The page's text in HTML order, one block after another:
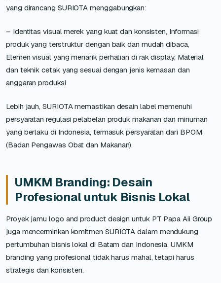
yang dirancang SURIOTA menggabungkan:
– Identitas visual merek yang kuat dan konsisten, Informasi
produk yang terstruktur dengan baik dan mudah dibaca,
Elemen visual yang menarik perhatian di rak display, Material
dan teknik cetak yang sesuai dengan jenis kemasan dan
anggaran produksi
Lebih jauh, SURIOTA memastikan desain label memenuhi
persyaratan regulasi pelabelan produk makanan dan minuman
yang berlaku di Indonesia, termasuk persyaratan dari BPOM
(Badan Pengawas Obat dan Makanan).
UMKM Branding: Desain
Profesional untuk Bisnis Lokal
Proyek jamu logo and product design untuk PT Papa Aii Group
juga mencerminkan komitmen SURIOTA dalam mendukung
pertumbuhan bisnis lokal di Batam dan Indonesia. UMKM
branding yang profesional tidak harus mahal, tetapi harus
strategis dan konsisten.